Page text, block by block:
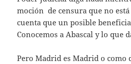
moción de censura que no
cuenta que un posible
Conocemos a Abascal y lo que
Pero Madrid es Madrid o como